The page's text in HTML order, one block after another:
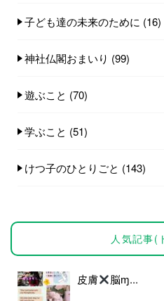
子ども達の未来のために (16)
神社仏閣おまいり (99)
遊ぶこと (70)
学ぶこと (51)
けつ子のひとりごと (143)
人気記事(
皮膚 脳ɱ...